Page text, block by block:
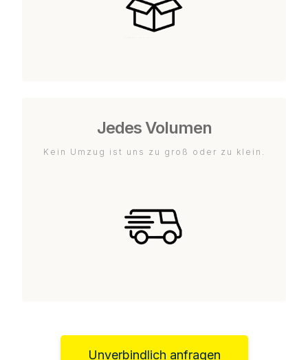
Jedes Volumen
Kein Umzug ist uns zu groß oder zu klein.
Unverbindlich anfragen